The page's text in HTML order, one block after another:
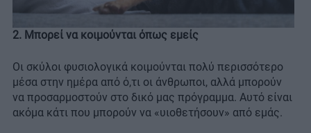
2. Μπορεί να κοιμούνται όπως εμείς
Οι σκύλοι φυσιολογικά κοιμούνται πολύ περισσότερο
μέσα στην ημέρα από ό,τι οι άνθρωποι, αλλά μπορούν
να προσαρμοστούν στο δικό μας πρόγραμμα. Αυτό είναι
ακόμα κάτι που μπορούν να «υιοθετήσουν» από εμάς.